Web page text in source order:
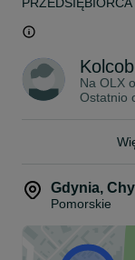
Przesyłki
zgodności z
Posiadamy
umożliwiają nam
Koszt wysyłki:
PRZEDSIĘBIORCA
Na OLX
Ostatnio
Gdynia,
Pomorskie